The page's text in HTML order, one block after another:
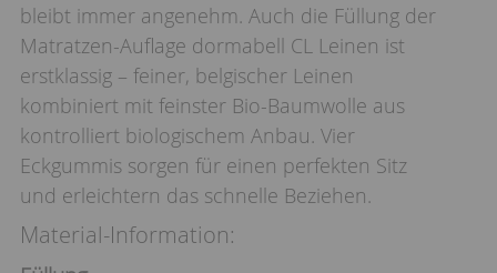
bleibt immer angenehm. Auch die Füllung der
Matratzen-Auflage dormabell CL Leinen ist
erstklassig – feiner, belgischer Leinen
kombiniert mit feinster Bio-Baumwolle aus
kontrolliert biologischem Anbau. Vier
Eckgummis sorgen für einen perfekten Sitz
und erleichtern das schnelle Beziehen.
Material-Information: